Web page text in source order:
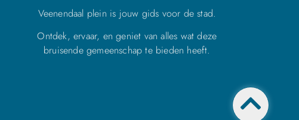
Veenendaal plein is jouw gids voor de stad.
Ontdek, ervaar, en geniet van alles wat deze
bruisende gemeenschap te bieden heeft.